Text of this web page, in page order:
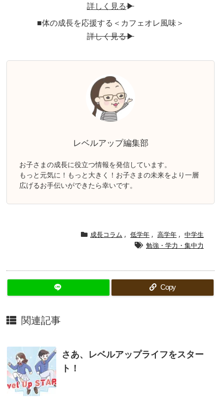
詳しく見る▶
■体の成長を応援する＜カフェオレ風味＞
詳しく見る▶
レベルアップ編集部
お子さまの成長に役立つ情報を発信しています。
もっと元気に！もっと大きく！お子さまの未来をより一層
広げるお手伝いができたら幸いです。
成長コラム , 低学年 , 高学年 , 中学生
勉強・学力・集中力
Copy
関連記事
さあ、レベルアップライフをスター
ト！